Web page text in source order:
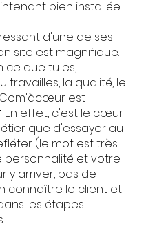
bien installée.
d'une de ses
site est magnifique. Il
ce que tu es,
travailles, la qualité, le
Com'àcœur est
En effet, c'est le cœur
que d'essayer au
(le mot est très
personnalité et votre
y arriver, pas de
connaître le client et
les étapes